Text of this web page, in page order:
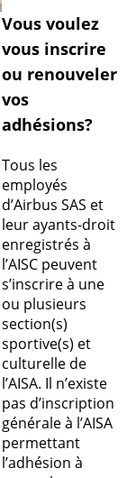
Vous voulez
vous inscrire
ou renouveler
vos
adhésions?
Tous les
employés
d’Airbus SAS et
leur ayants-droit
enregistrés à
l’AISC peuvent
s’inscrire à une
ou plusieurs
section(s)
sportive(s) et
culturelle de
l’AISA. Il n’existe
pas d’inscription
générale à l’AISA
permettant
l’adhésion à